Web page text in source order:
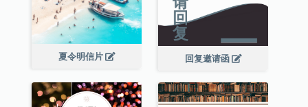
夏令明信片 回复邀请函